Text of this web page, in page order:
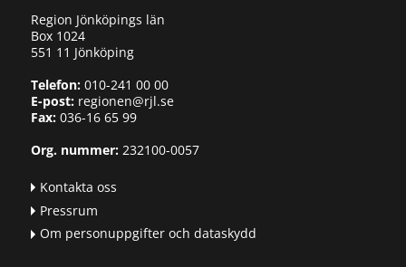
Region Jönköpings län
Box 1024
551 11 Jönköping
Telefon:010-241 00 00
E-post:regionen@rjl.se
Fax: 036-16 65 99
Org. nummer:232100-0057
Kontakta oss
Pressrum
Om personuppgifter och dataskydd